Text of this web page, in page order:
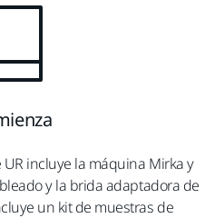
incluye la máquina Mirka y
y la brida adaptadora de
un kit de muestras de